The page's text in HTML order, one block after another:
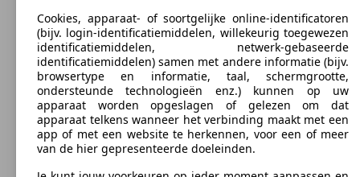
SUV/4x4/Pick-up
Benzine
Model Version
2019 - 2022Kia NIRO PHEV - 2020
Afmt. (L/B/H):
Van 4355 x 1805 x 1545 mm
Vermogen:
77 KW (105 PS)
Deuren:
5
Stoelen:
5
Kofferbak:
Cookies, apparaat- of soortgelijke online-identificatoren
(bijv. login-identificatiemiddelen, willekeurig toegewezen
identificatiemiddelen, netwerk-gebaseerde
identificatiemiddelen) samen met andere informatie (bijv.
browsertype en informatie, taal, schermgrootte,
ondersteunde technologieën enz.) kunnen op uw
apparaat worden opgeslagen of gelezen om dat
apparaat telkens wanneer het verbinding maakt met een
app of met een website te herkennen, voor een of meer
van de hier gepresenteerde doeleinden.